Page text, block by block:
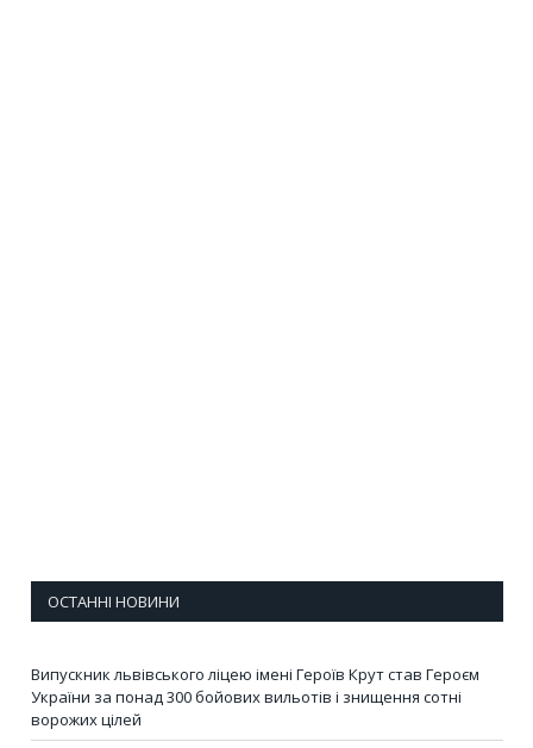
ОСТАННІ НОВИНИ
Випускник львівського ліцею імені Героїв Крут став Героєм
України за понад 300 бойових вильотів і знищення сотні
ворожих цілей